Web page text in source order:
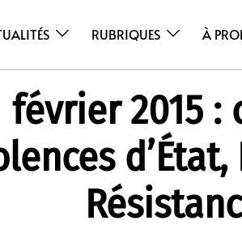
RUBRIQUES À
février 2015 :